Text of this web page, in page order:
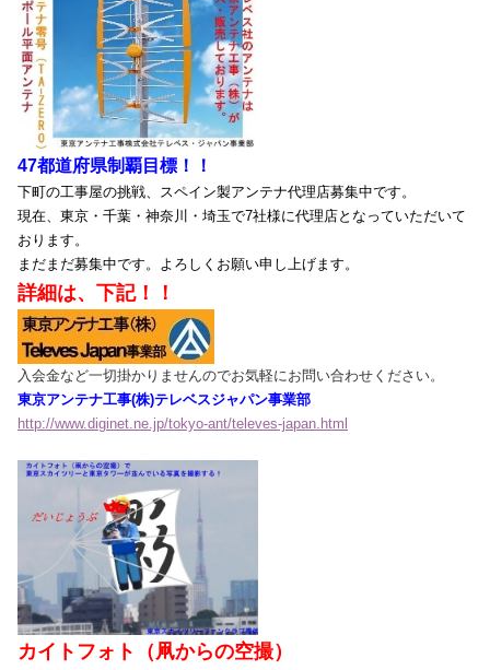
47都道府県制覇目標！！
下町の工事屋の挑戦、スペイン製アンテナ代理店募集中です。
現在、東京・千葉・神奈川・埼玉で7社様に代理店となっていただいて
おります。
まだまだ募集中です。よろしくお願い申し上げます。
詳細は、下記！！
入会金など一切掛かりませんのでお気軽にお問い合わせください。
東京アンテナ工事(株)テレベスジャパン事業部
http://www.diginet.ne.jp/tokyo-ant/televes-japan.html
カイトフォト（凧からの空撮）